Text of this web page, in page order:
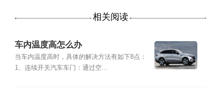
相关阅读
车内温度高怎么办
当车内温度高时，具体的解决方法有如下8点：
1、连续开关汽车车门：通过空...